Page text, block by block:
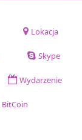
Lokacja
Skype
Wydarzenie
BitCoin